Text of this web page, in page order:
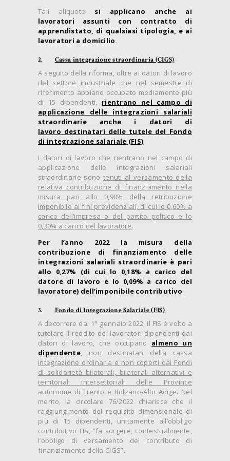
Tali aliquote si applicano anche ai
lavoratori assunti con contratto di
apprendistato, di qualsiasi tipologia, e ai
lavoratori a domicilio.
2. Cassa integrazione straordinaria (CIGS)
A seguito della riforma, oltre ai datori di lavoro
del settore industriale che nel semestre di
riferimento abbiano occupato mediamente più
di 15 dipendenti, rientrano nel campo di
applicazione delle integrazioni salariali
straordinarie anche i datori di
lavoro destinatari delle tutele del Fondo
di integrazione salariale (FIS).
I datori di lavoro che rientrano nel campo di
applicazione delle integrazioni salariali
straordinarie sono tenuti al versamento della
relativa contribuzione di finanziamento nella
misura pari allo 0,90% della retribuzione
imponibile ai fini previdenziali, di cui lo 0,60% a
carico dell’impresa o del partito politico e lo
0,30% a carico del lavoratore.
Per l’anno 2022 la misura della
contribuzione di finanziamento delle
integrazioni salariali straordinarie è pari
allo 0,27% (di cui lo 0,18% a carico del
datore di lavoro e lo 0,09% a carico del
lavoratore) dell’imponibile contributivo.
3. Fondo di Integrazione Salariale (FIS)
A decorrere dal 1° gennaio 2022, il FIS è volto a
tutelare il reddito dei lavoratori dipendenti dai
datori di lavoro, che occupano almeno un
dipendente, non destinatari della cassa
integrazione ordinaria e non coperti dai Fondi
di solidarietà bilaterali, bilaterali alternativi e
territoriali intersettoriali delle Province
autonome di Trento e Bolzano-Alto Adige. Nel
merito, la circolare 76/2022 chiarisce che il
raggiungimento del requisito dimensionale di
più di 15 dipendenti, unitamente all’obbligo
contributivo FIS, “fa sorgere, contestualmente,
l’obbligo di versamento del contributo di
finanziamento della CIGS”.